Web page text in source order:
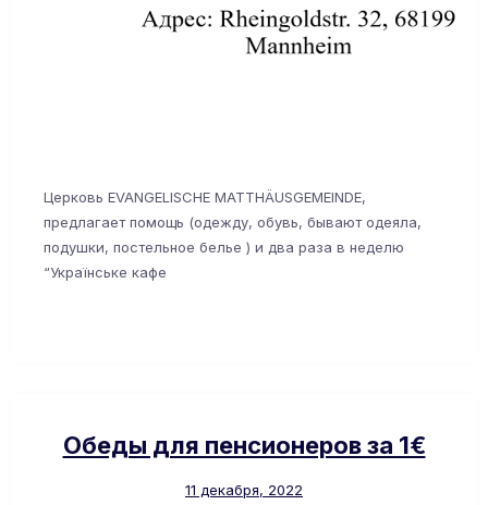
Церковь EVANGELISCHE MATTHÄUSGEMEINDE,
предлагает помощь (одежду, обувь, бывают одеяла,
подушки, постельное белье ) и два раза в неделю
“Українське кафе
Обеды для пенсионеров за 1€
11 декабря, 2022